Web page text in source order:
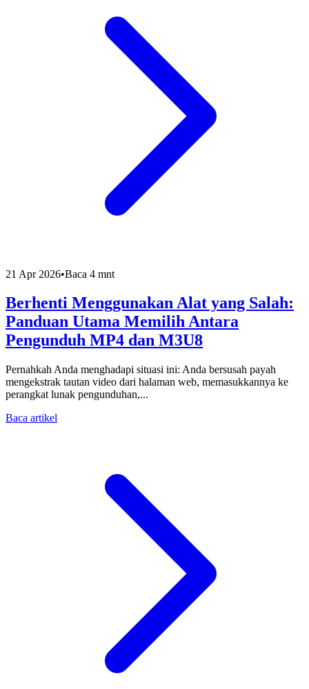
21 Apr 2026•Baca 4 mnt
Berhenti Menggunakan Alat yang Salah:
Panduan Utama Memilih Antara
Pengunduh MP4 dan M3U8
Pernahkah Anda menghadapi situasi ini: Anda bersusah payah
mengekstrak tautan video dari halaman web, memasukkannya ke
perangkat lunak pengunduhan,...
Baca artikel